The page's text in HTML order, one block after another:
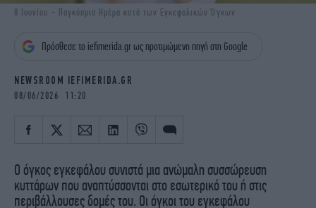
iBOOKS
ΖΩΔΙΑ
MEDIA
ELAMEFORA
NEWSLETTER
8 Ιουνίου - Παγκόσμια Ημέρα κατά των Εγκεφαλικών Όγκων
Πρόσθεσε το iefimerida.gr ως προτιμώμενη πηγή στη Google
NEWSROOM IEFIMERIDA.GR
08/06/2026 11:20
Ο όγκος εγκεφάλου συνιστά μια ανώμαλη συσσώρευση
κυττάρων που αναπτύσσονται στο εσωτερικό του ή στις
περιβάλλουσες δομές του. Οι όγκοι του εγκεφάλου